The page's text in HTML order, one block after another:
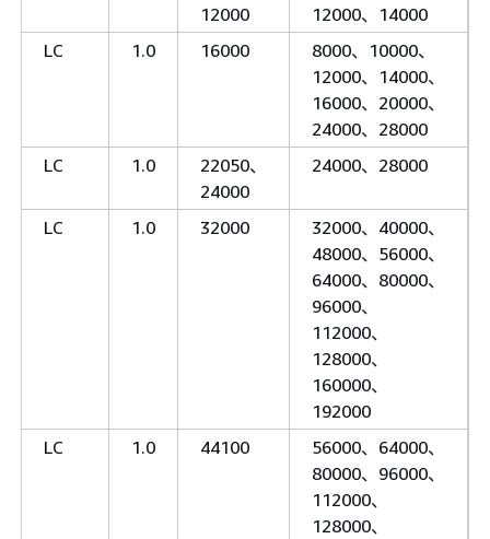
12000
12000、14000
LC
1.0 16000
8000、10000、
12000、14000、
16000、20000、
24000、28000
LC
1.0
22050、
24000
24000、28000
LC 1.0 32000
32000、40000、
48000、56000、
64000、80000、
96000、
112000、
128000、
160000、
192000
LC
1.0 44100
56000、64000、
80000、96000、
112000、
128000、